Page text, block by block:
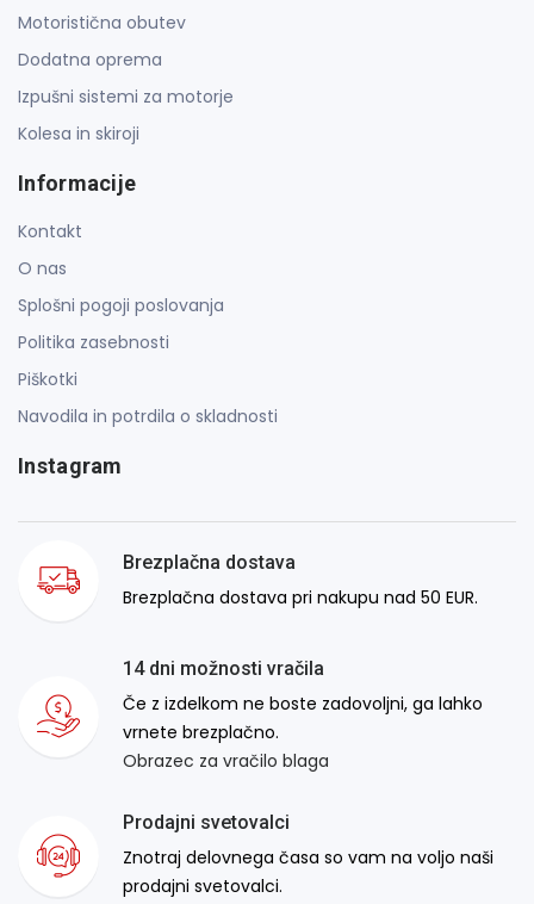
Motoristična obutev
Dodatna oprema
Izpušni sistemi za motorje
Kolesa in skiroji
Informacije
Kontakt
O nas
Splošni pogoji poslovanja
Politika zasebnosti
Piškotki
Navodila in potrdila o skladnosti
Instagram
Brezplačna dostava
Brezplačna dostava pri nakupu nad 50 EUR.
14 dni možnosti vračila
Če z izdelkom ne boste zadovoljni, ga lahko
vrnete brezplačno.
Obrazec za vračilo blaga
Prodajni svetovalci
Znotraj delovnega časa so vam na voljo naši
prodajni svetovalci.